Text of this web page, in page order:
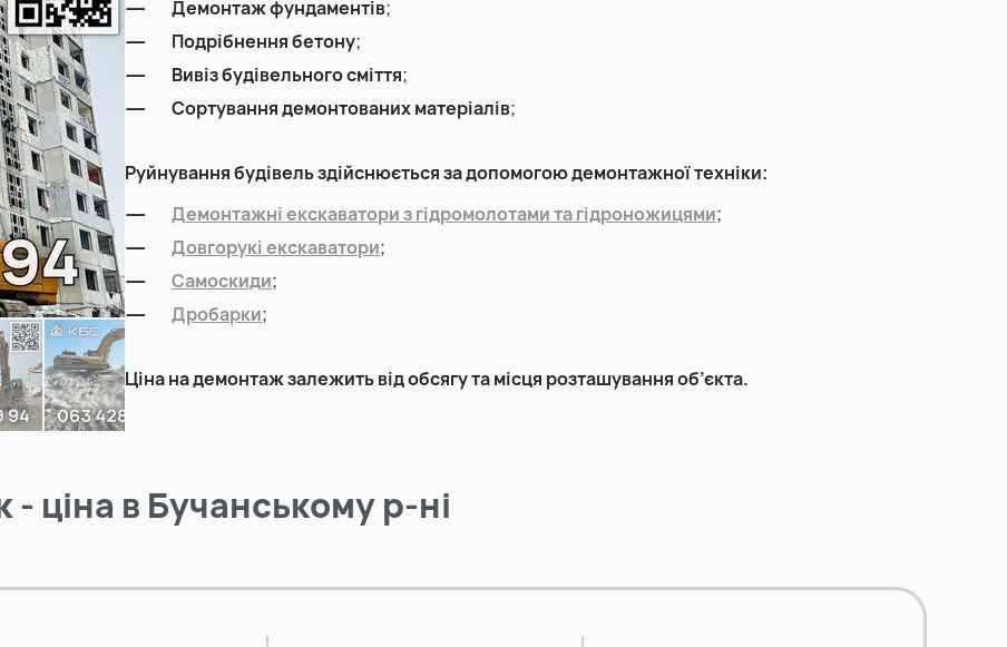
Земляні роботи
Демонтаж будинку
Демонтаж фундаментів;
Подрібнення бетону;
Вивіз будівельного сміття;
Сортування демонтованих матеріалів;
Руйнування будівель здійснюється за допомогою демонтажної техніки:
Демонтажні екскаватори з гідромолотами та гідроножицями;
Довгорукі екскаватори;
Самоскиди;
Дробарки;
Ціна на демонтаж залежить від обсягу та місця розташування об’єкта.
ціна в Бучанському р-ні